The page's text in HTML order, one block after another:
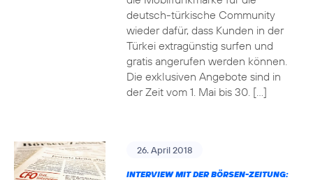
deutsch-türkische Community
wieder dafür, dass Kunden in der
Türkei extragünstig surfen und
gratis angerufen werden können.
Die exklusiven Angebote sind in
der Zeit vom 1. Mai bis 30. […]
26. April 2018
INTERVIEW MIT DER BÖRSEN-ZEITUNG: